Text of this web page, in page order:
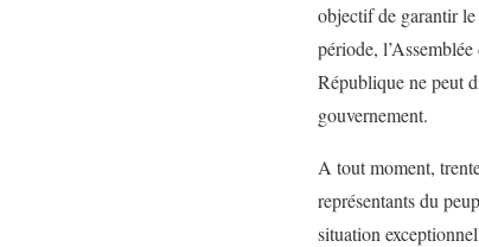
objectif de garantir
période,
République ne peut
gouvernement.
A tout moment,
représentants du
situation